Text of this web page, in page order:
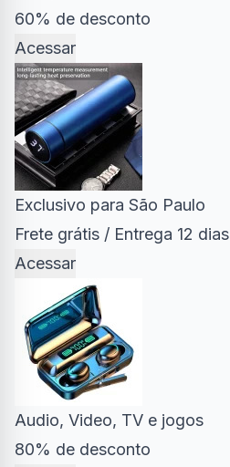
60% de desconto
Acessar
Exclusivo para São Paulo
Frete grátis / Entrega 12 dias
Acessar
Audio, Video, TV e jogos
80% de desconto